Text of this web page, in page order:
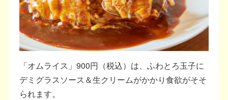
「オムライス」900円（税込）は、ふわとろ玉子に
デミグラスソース＆生クリームがかかり食欲がそそ
られます。